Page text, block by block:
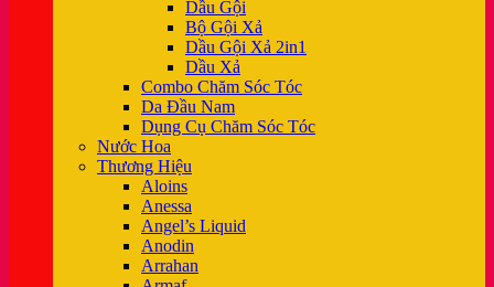
Dầu Gội
Bộ Gội Xả
Dầu Gội Xả 2in1
Dầu Xả
Combo Chăm Sóc Tóc
Da Đầu Nam
Dụng Cụ Chăm Sóc Tóc
Nước Hoa
Thương Hiệu
Aloins
Anessa
Angel’s Liquid
Anodin
Arrahan